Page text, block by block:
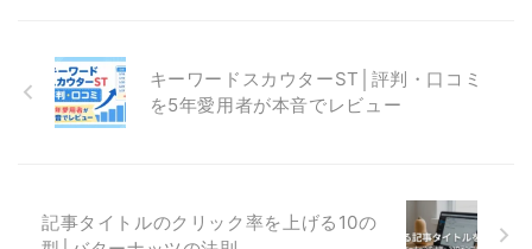
キーワードスカウターST│評判・口コミ
を5年愛用者が本音でレビュー
記事タイトルのクリック率を上げる10の